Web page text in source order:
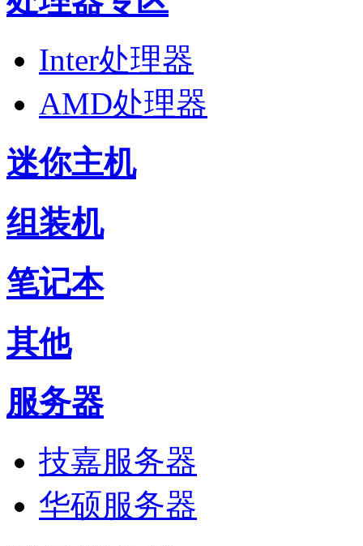
Inter处理器
AMD处理器
迷你主机
组装机
笔记本
其他
服务器
技嘉服务器
华硕服务器